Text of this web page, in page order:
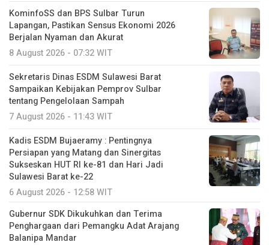
KominfoSS dan BPS Sulbar Turun
Lapangan, Pastikan Sensus Ekonomi 2026
Berjalan Nyaman dan Akurat
8 August 2026 - 07:32 WIT
Sekretaris Dinas ESDM Sulawesi Barat
Sampaikan Kebijakan Pemprov Sulbar
tentang Pengelolaan Sampah
7 August 2026 - 11:43 WIT
Kadis ESDM Bujaeramy : Pentingnya
Persiapan yang Matang dan Sinergitas
Sukseskan HUT RI ke-81 dan Hari Jadi
Sulawesi Barat ke-22
6 August 2026 - 12:58 WIT
Gubernur SDK Dikukuhkan dan Terima
Penghargaan dari Pemangku Adat Arajang
Balanipa Mandar